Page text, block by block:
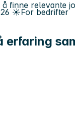
☀️For bedrifter
erfaring
finne